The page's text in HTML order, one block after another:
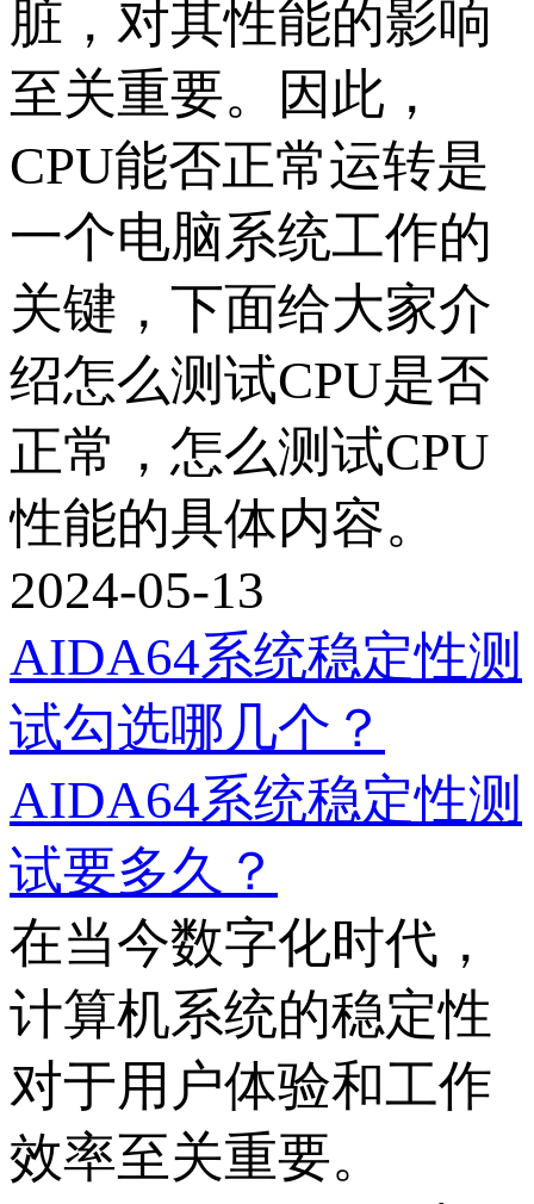
脏，对其性能的影响
至关重要。因此，
CPU能否正常运转是
一个电脑系统工作的
关键，下面给大家介
绍怎么测试CPU是否
正常，怎么测试CPU
性能的具体内容。
2024-05-13
AIDA64系统稳定性测
试勾选哪几个？
AIDA64系统稳定性测
试要多久？
在当今数字化时代，
计算机系统的稳定性
对于用户体验和工作
效率至关重要。